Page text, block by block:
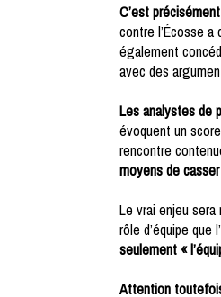
C’est
contre l’Écosse
également
avec des
Les analystes de
évoquent un
rencontre
moyens de
Le vrai enjeu
rôle d’équipe
seulement «
Attention